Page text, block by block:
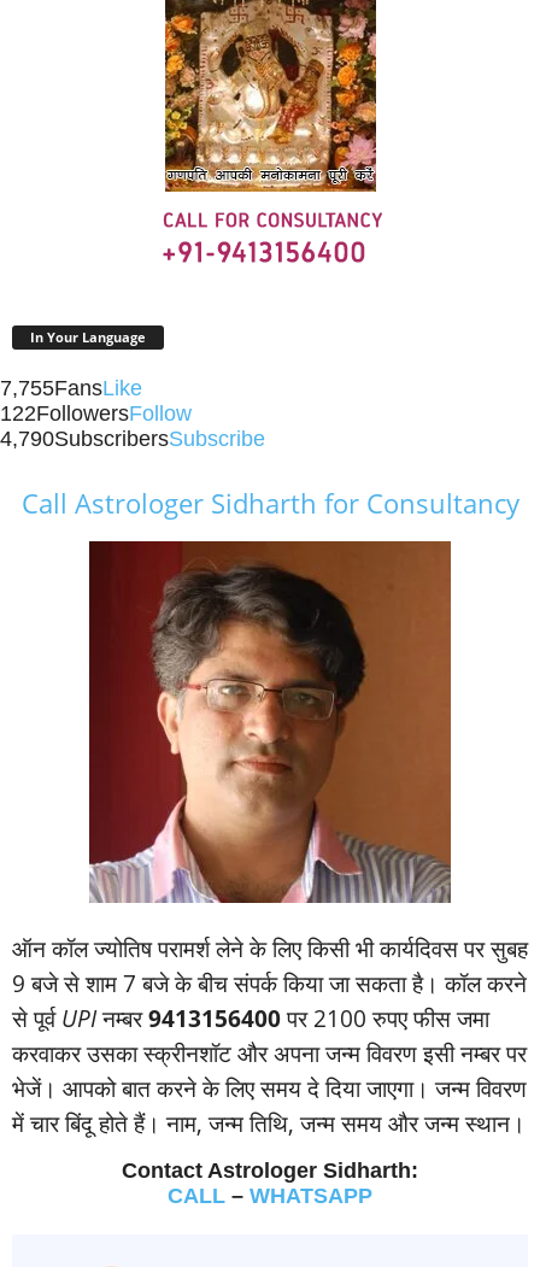
In Your Language
7,755FansLike
122FollowersFollow
4,790SubscribersSubscribe
Call Astrologer Sidharth for Consultancy
ऑन कॉल ज्‍योतिष परामर्श लेने के लिए किसी भी कार्यदिवस पर सुबह
9 बजे से शाम 7 बजे के बीच संपर्क किया जा सकता है। कॉल करने
से पूर्वUPIनम्‍बर9413156400पर 2100 रुपए फीस जमा
करवाकर उसका स्‍क्रीनशॉट और अपना जन्‍म विवरण इसी नम्‍बर पर
भेजें। आपको बात करने के लिए समय दे दिया जाएगा। जन्‍म विवरण
में चार बिंदू होते हैं। नाम, जन्‍म तिथि, जन्‍म समय और जन्‍म स्‍थान।
Contact Astrologer Sidharth:
CALL – WHATSAPP